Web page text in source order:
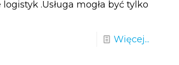
.Usługa mogła być tylko
Więcej...